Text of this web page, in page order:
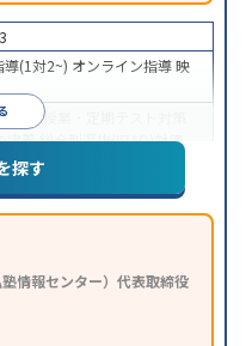
導(1対2~) オンライン指導映
受験
授業・定期テスト対策
定着総合型選抜(旧AO)対策
対策
トを利用
講習のみの受講可自習室あ
探す
情報センター）代表取締役